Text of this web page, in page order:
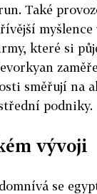
Také
které si
směřují na
podniky.
vývoji
se